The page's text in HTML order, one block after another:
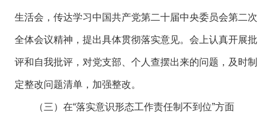
生活会，传达学习中国共产党第二十届中央委员会第二次
全体会议精神，提出具体贯彻落实意见。会上认真开展批
评和自我批评，对党支部、个人查摆出来的问题，及时制
定整改问题清单，加强整改。
（三）在“落实意识形态工作责任制不到位”方面